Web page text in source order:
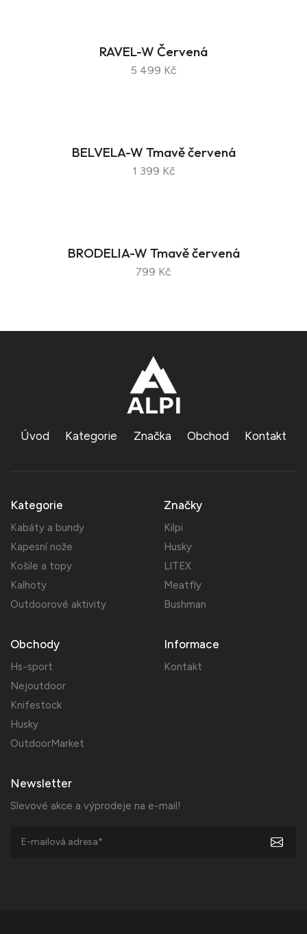
RAVEL-W Červená
5 499 Kč
BELVELA-W Tmavě červená
1 399 Kč
BRODELIA-W Tmavě červená
799 Kč
Úvod Kategorie Značka Obchod Kontakt
Kategorie
Kabáty a bundy
Kapesní nože
Košile a topy
Kalhoty
Outdoorové aktivity
Značky
Kilpi
Husky
LITEX
Meatfly
Bushman
Obchody
Hs-sport
Nejoutdoor
Knifestock
Husky
OutdoorMarket
Informace
Kontakt
Newsletter
Slevové akce a výprodeje na e-mail!